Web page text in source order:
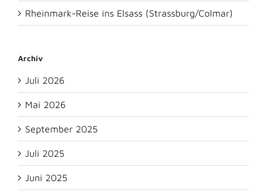
Rheinmark-Reise ins Elsass (Strassburg/Colmar)
Archiv
Juli 2026
Mai 2026
September 2025
Juli 2025
Juni 2025